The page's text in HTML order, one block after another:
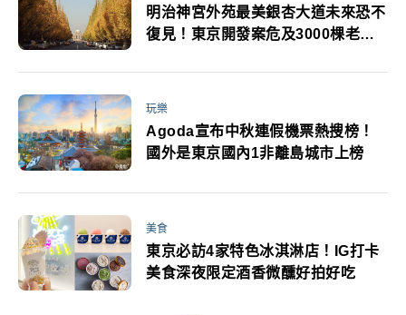
明治神宮外苑最美銀杏大道未來恐不
復見！東京開發案危及3000棵老樹
玩樂
Agoda宣布中秋連假機票熱搜榜！
國外是東京國內1非離島城市上榜
美食
東京必訪4家特色冰淇淋店！IG打卡
美食深夜限定酒香微醺好拍好吃